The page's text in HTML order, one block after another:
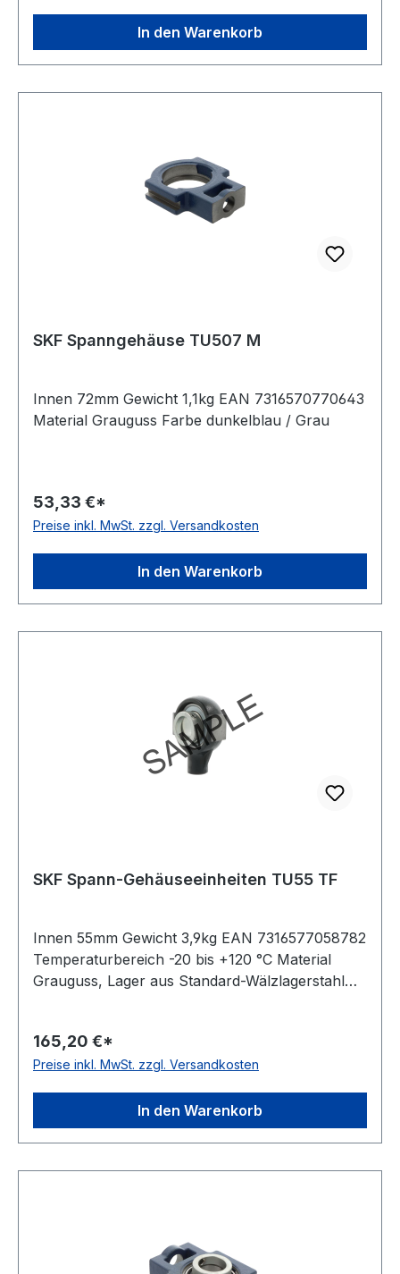
In den Warenkorb
SKF Spanngehäuse TU507 M
Innen 72mm Gewicht 1,1kg EAN 7316570770643
Material Grauguss Farbe dunkelblau / Grau
53,33 €*
Preise inkl. MwSt. zzgl. Versandkosten
In den Warenkorb
SKF Spann-Gehäuseeinheiten TU55 TF
Innen 55mm Gewicht 3,9kg EAN 7316577058782
Temperaturbereich -20 bis +120 °C Material
Grauguss, Lager aus Standard-Wälzlagerstahl
Linearbewegungen Farbe dunkelblau
165,20 €*
Preise inkl. MwSt. zzgl. Versandkosten
In den Warenkorb